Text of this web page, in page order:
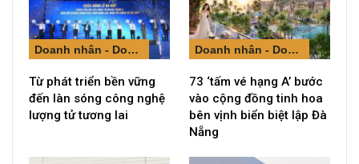
Doanh nhân - Doanh nghiệp
Từ phát triển bền vững
đến làn sóng công nghệ
lượng tử tương lai
Doanh nhân - Doanh nghiệp
73 ‘tấm vé hạng A’ bước
vào cộng đồng tinh hoa
bên vịnh biển biệt lập Đà
Nẵng